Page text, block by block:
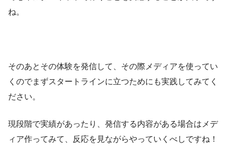
ね。
そのあとその体験を発信して、その際メディアを使ってい
くのでまずスタートラインに立つためにも実践してみてく
ださい。
現段階で実績があったり、発信する内容がある場合はメデ
ィア作ってみて、反応を見ながらやっていくべしですね！